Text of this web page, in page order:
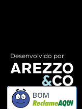
Produto
WhatsApp
Desenvolvido por
BOM